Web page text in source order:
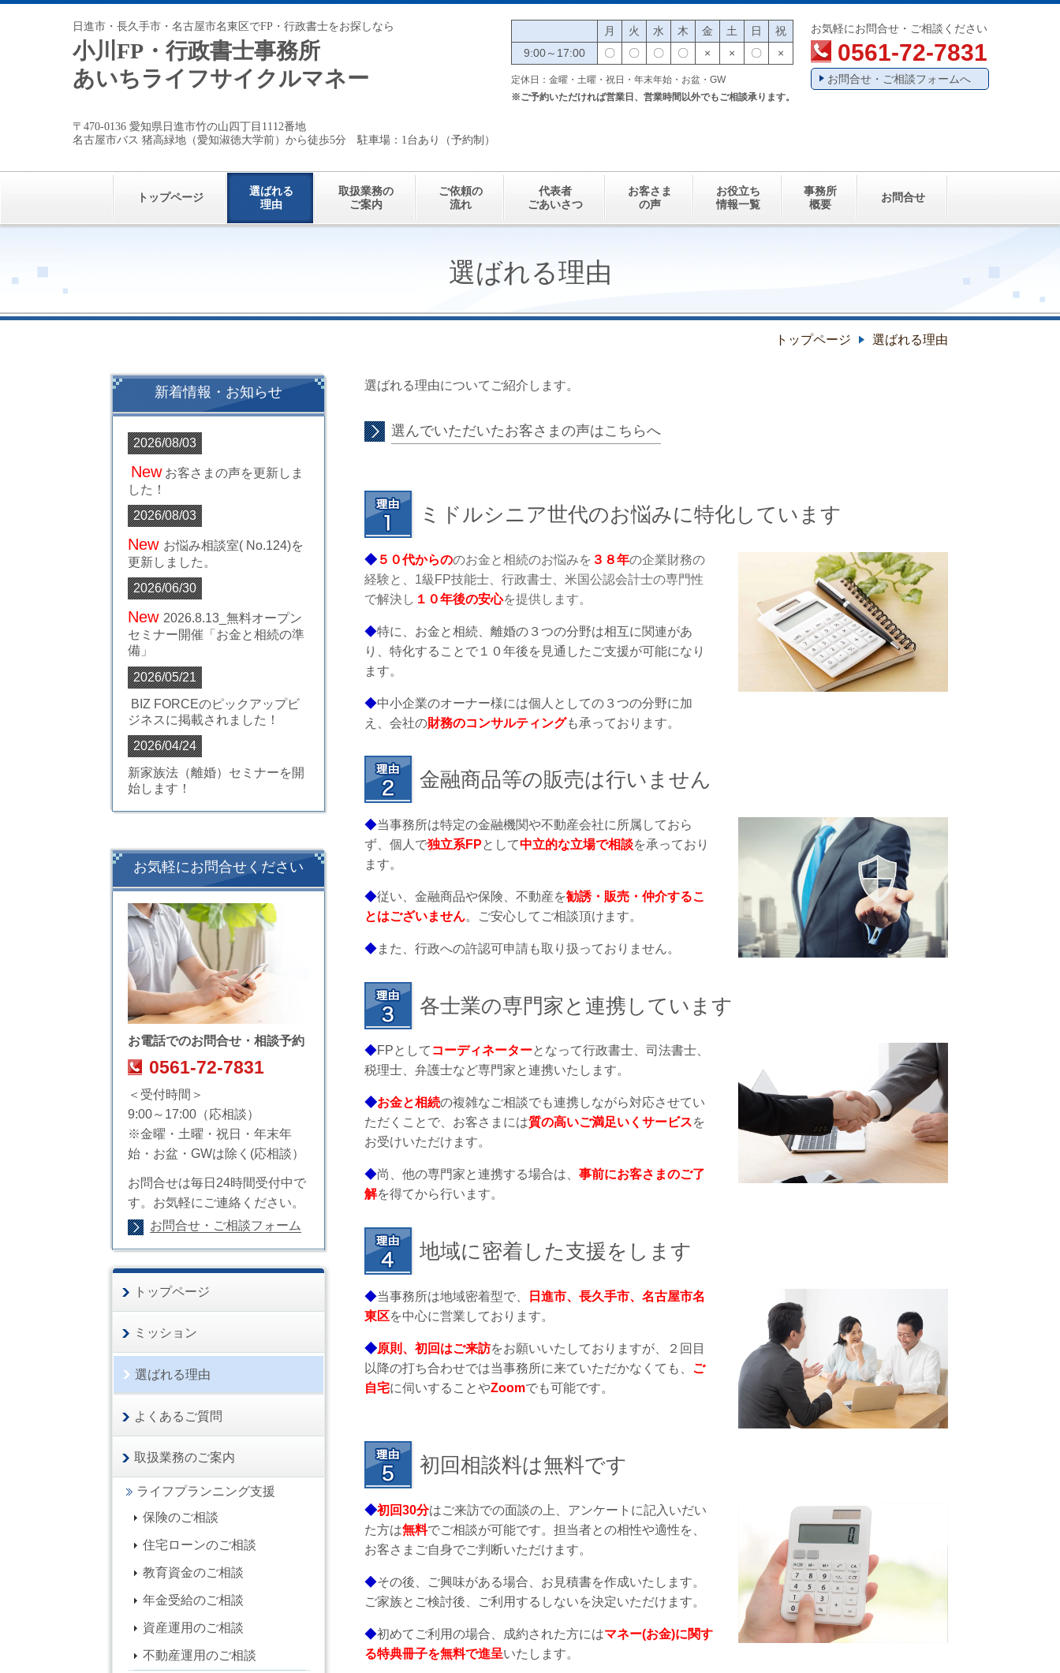
日進市・長久手市・名古屋市名東区でFP・行政書士をお探しなら
小川FP・行政書士事務所
あいちライフサイクルマネー
〒470-0136 愛知県日進市竹の山四丁目1112番地
名古屋市バス 猪高緑地（愛知淑徳大学前）から徒歩5分 駐車場：1台あり（予約制）
月 火 水 木 金 土 日
祝
9:00～17:00
〇 〇 〇 〇 × × 〇 ×
定休日：金曜・土曜・祝日・年末年始・お盆・GW
※ご予約いただければ営業日、営業時間以外でもご相談承ります。
お気軽にお問合せ・ご相談ください
0561-72-7831
お問合せ・ご相談フォームへ
トップページ
選ばれる
理由
取扱業務の
ご案内
ご依頼の
流れ
代表者
ごあいさつ
お客さま
の声
お役立ち
情報一覧
事務所
概要
お問合せ
選ばれる理由
トップページ 選ばれる理由
選ばれる理由についてご紹介します。
選んでいただいたお客さまの声はこちらへ
ミドルシニア世代のお悩みに特化しています
◆ ５０代からののお金と相続のお悩みを ３８年の企業財務の
経験と、 1級FP技能士、行政書士、米国公認会計士の専門性
で解決し １０年後の安心を提供します。
◆特に、お金と相続、離婚の３つの分野は相互に関連があ
り、特化することで１０年後を見通したご支援が可能になり
ます。
◆中小企業のオーナー様には個人としての３つの分野に加
え、会社の財務のコンサルティングも承っております。
金融商品等の販売は行いません
◆当事務所は特定の金融機関や不動産会社に所属しておら
ず、個人で独立系FPとして中立的な立場で相談を承っており
ます。
◆従い、金融商品や保険、不動産を勧誘・販売・仲介するこ
とはございません。ご安心してご相談頂けます。
◆また、行政への許認可申請も取り扱っておりません。
各士業の専門家と連携しています
◆FPとして コーディネーターとなって行政書士、司法書士、
税理士、弁護士など専門家と連携いたします。
◆お金と相続の複雑なご相談でも連携しながら対応させてい
ただくことで、お客さまには質の高いご満足いくサービスを
お受けいただけます。
◆尚、他の専門家と連携する場合は、 事前にお客さまのご了
解を得てから行います。
地域に密着した支援をします
◆当事務所は地域密着型で、
日進市、長久手市、名古屋市名
東区を中心に営業しております。
◆原則、初回はご来訪をお願いいたしておりますが、２回目
以降の打ち合わせでは当事務所に来ていただかなくても、 ご
自宅に伺いすることやZoomでも可能です。
初回相談料は無料です
◆初回30分はご来訪での面談の上、アンケートに記入いだい
た方は無料でご相談が可能です。担当者との相性や適性を、
お客さまご自身でご判断いただけます。
◆その後、ご興味がある場合、 お見積書を作成いたします。
ご家族とご検討後、ご利用するしないを決定いただけます。
◆初めてご利用の場合、成約された方にはマネー(お金)に関す
る特典冊子を無料で進呈いたします。
新着情報・お知らせ
2026/08/03
New お客さまの声を更新しま
した！
2026/08/03
New お悩み相談室( No.124)を
更新しました。
2026/06/30
New 2026.8.13_無料オープン
セミナー開催 「お金と相続の準
備」
2026/05/21
BIZ FORCEのピックアップビ
ジネス に掲載されました！
2026/04/24
新家族法（離婚）セミナーを開
始します！
お気軽にお問合せください
お電話でのお問合せ・相談予約
0561-72-7831
＜受付時間＞
9:00～17:00（応相談）
※金曜・土曜・祝日・年末年
始・お盆・GWは除く(応相談）
お問合せは毎日24時間受付中で
す。お気軽にご連絡ください。
お問合せ・ご相談フォーム
トップページ
ミッション
選ばれる理由
よくあるご質問
取扱業務のご案内
ライフプランニング支援
保険のご相談
住宅ローンのご相談
教育資金のご相談
年金受給のご相談
資産運用のご相談
不動産運用のご相談